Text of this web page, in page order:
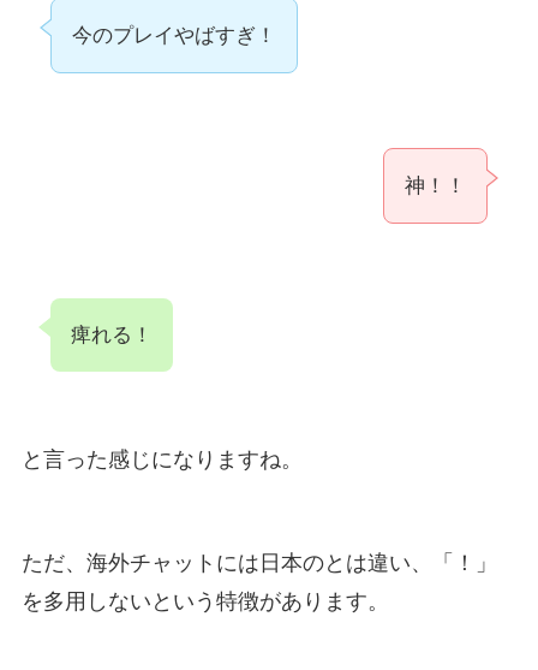
今のプレイやばすぎ！
神！！
痺れる！
と言った感じになりますね。
ただ、海外チャットには日本のとは違い、「！」
を多用しないという特徴があります。